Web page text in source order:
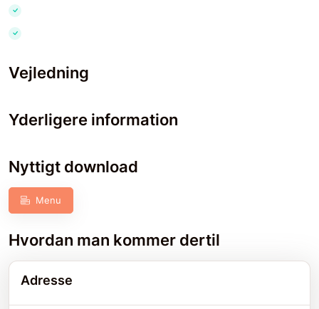
Vejledning
Yderligere information
Nyttigt download
Menu
Hvordan man kommer dertil
Adresse